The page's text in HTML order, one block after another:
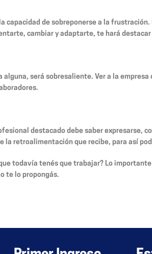
de sobreponerse a la
cambiar y adaptarte, te hará
será sobresaliente. Ver a la
destacado debe saber expresarse,
retroalimentación que recibe, para así
todavía tenés que trabajar? Lo
te lo propongás.